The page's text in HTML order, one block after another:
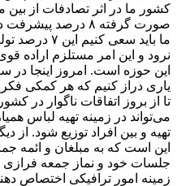
کشور ما در اثر تصادفات از
صورت گرفته ۸
ما باید سعی
نرود و این امر مستلزم اراده
این حوزه است. امروز اینجا
یاری دراز کنیم که هر کمکی
تا از بروز اتفاقات ناگوار در
می‌تواند در زمینه تهیه لباس
تهیه و بین افراد توزیع شود. از
این است که به مبلغان و ائمه
جلسات خود و نماز جمعه
زمینه امور ترافیکی اختصاص